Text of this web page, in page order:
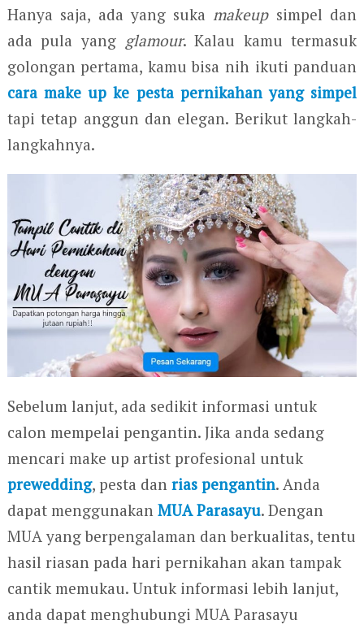
Hanya saja, ada yang sukamakeupsimpel dan
ada pula yang glamour. Kalau kamu termasuk
golongan pertama, kamu bisa nih ikuti panduan
cara make up ke pesta pernikahan yang simpel
tapi tetap anggun dan elegan. Berikut langkah-
langkahnya.
Sebelum lanjut, ada sedikit informasi untuk
calon mempelai pengantin. Jika anda sedang
mencari make up artist profesional untuk
prewedding, pesta dan rias pengantin. Anda
dapat menggunakan MUA Parasayu. Dengan
MUA yang berpengalaman dan berkualitas, tentu
hasil riasan pada hari pernikahan akan tampak
cantik memukau. Untuk informasi lebih lanjut,
anda dapat menghubungi MUA Parasayu